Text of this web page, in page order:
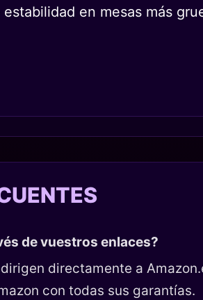
en mesas más
de vuestros enlaces?
directamente a
con todas sus garantías.